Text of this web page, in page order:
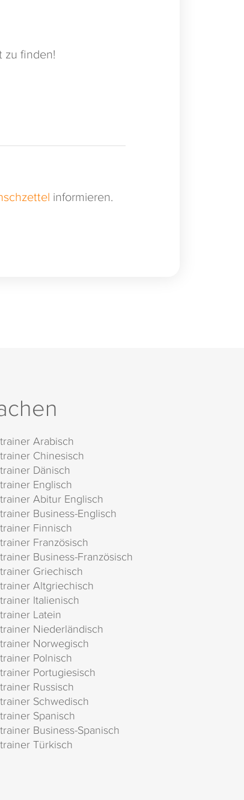
zu finden!
informieren.
Arabisch
Chinesisch
Dänisch
Englisch
Abitur Englisch
Business-Englisch
Finnisch
Französisch
Business-Französisch
Griechisch
Altgriechisch
Italienisch
Latein
Niederländisch
Norwegisch
Polnisch
Portugiesisch
Russisch
Schwedisch
Spanisch
Business-Spanisch
Türkisch